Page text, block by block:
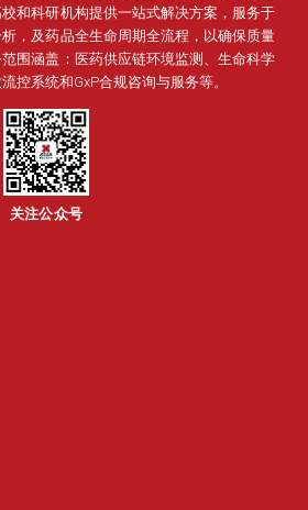
和科研机构提供一站式解决方案，服务于
，及药品全生命周期全流程，以确保质量
围涵盖：医药供应链环境监测、生命科学
控系统和GxP合规咨询与服务等。
关注公众号